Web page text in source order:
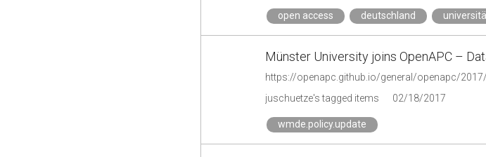
open access deutschland
Münster University joins OpenAPC –
https://openapc.github.io/general/openapc/
juschuetze's tagged items
02/18/2017
wmde.policy.update